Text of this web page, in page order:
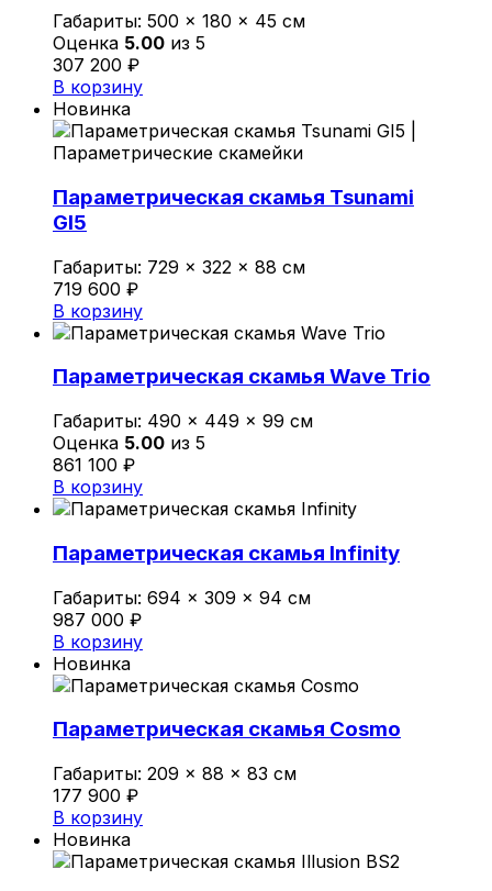
Политика конфиденциальности
0
Обзор корзины
Габариты: 500 × 180 × 45 см
Оценка 5.00 из 5
307 200 ₽
В корзину
Новинка
Параметрическая скамья Tsunami
GI5
Габариты: 729 × 322 × 88 см
719 600 ₽
В корзину
Параметрическая скамья Wave Trio
Габариты: 490 × 449 × 99 см
Оценка 5.00 из 5
861 100 ₽
В корзину
Параметрическая скамья Infinity
Габариты: 694 × 309 × 94 см
987 000 ₽
В корзину
Новинка
Параметрическая скамья Cosmo
Габариты: 209 × 88 × 83 см
177 900 ₽
В корзину
Новинка